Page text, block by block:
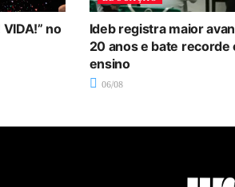
no
Ideb registra maior
20 anos e bate recorde
ensino
06/08